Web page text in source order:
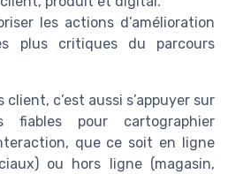
les actions d’amélioration
plus critiques du parcours
c’est aussi s’appuyer sur
fiables pour cartographier
que ce soit en ligne
ou hors ligne (magasin,